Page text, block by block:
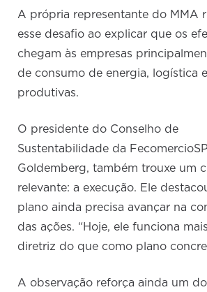
A própria representante do MMA
esse desafio ao explicar que os
chegam às empresas
de consumo de energia, logística
produtivas.
O presidente do Conselho de
Sustentabilidade da
Goldemberg, também trouxe um
relevante: a execução. Ele
plano ainda precisa avançar na
das ações. “Hoje, ele funciona
diretriz do que como plano
A observação reforça ainda um